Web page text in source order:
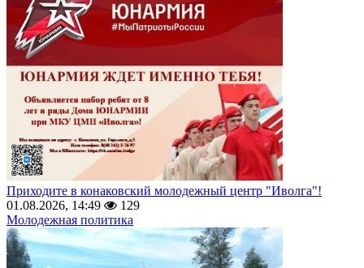
Приходите в конаковский молодежный центр "Иволга"!
01.08.2026, 14:49
129
Молодежная политика